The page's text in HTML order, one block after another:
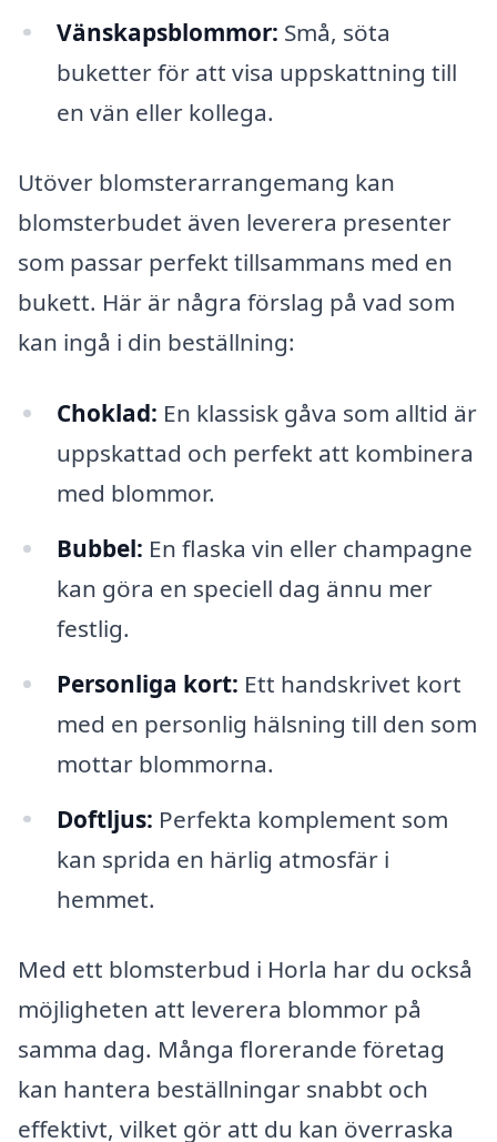
Vänskapsblommor: Små, söta
buketter för att visa uppskattning till
en vän eller kollega.
Utöver blomsterarrangemang kan
blomsterbudet även leverera presenter
som passar perfekt tillsammans med en
bukett. Här är några förslag på vad som
kan ingå i din beställning:
Choklad: En klassisk gåva som alltid är
uppskattad och perfekt att kombinera
med blommor.
Bubbel: En flaska vin eller champagne
kan göra en speciell dag ännu mer
festlig.
Personliga kort: Ett handskrivet kort
med en personlig hälsning till den som
mottar blommorna.
Doftljus: Perfekta komplement som
kan sprida en härlig atmosfär i
hemmet.
Med ett blomsterbud i Horla har du också
möjligheten att leverera blommor på
samma dag. Många florerande företag
kan hantera beställningar snabbt och
effektivt, vilket gör att du kan överraska